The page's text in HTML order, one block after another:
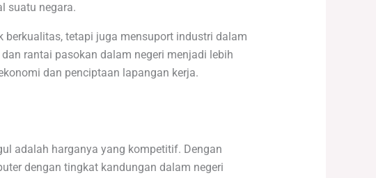
suatu negara.
tetapi juga mensuport industri dalam
rantai pasokan dalam negeri menjadi lebih
dan penciptaan lapangan kerja.
adalah harganya yang kompetitif. Dengan
dengan tingkat kandungan dalam negeri